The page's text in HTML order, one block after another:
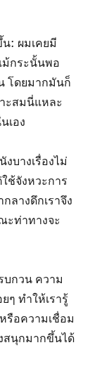
น: ผมเคยมี
ม้กระนั้นพอ
โดยมากมันก็
ะสมนี่แหละ
เอง
บางเรื่องไม่
ช้จังหวะการ
ลางดึกเราจึง
ท่าทางจะ
บกวน ความ
ๆ ทำให้เรารู้
รือความเชื่อม
สนุกมากขึ้นได้